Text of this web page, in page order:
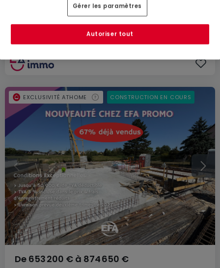
Terrain constructible
m² 491 130 €
De 653 200 € à 874 650 €
EXCLUSIVITÉ ATHOME CONSTRUCTION EN COURS
Gérer les paramètres
Autoriser tout